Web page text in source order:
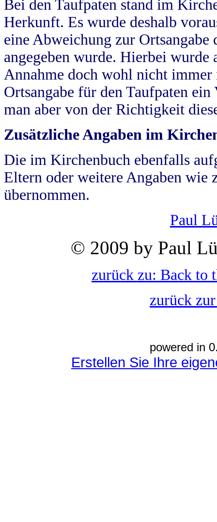
Bei den Taufpaten stand im
Herkunft. Es wurde deshalb
eine Abweichung zur
angegeben wurde. Hierbei wurde
Annahme doch wohl nicht
Ortsangabe für den Taufpaten
man aber von der Richtigkeit
Zusätzliche Angaben im
Die im Kirchenbuch ebenfalls
Eltern oder weitere Angaben wie
übernommen.
Paul
© 2009 by Paul
zurück zu: Back to
zurück
powered in
Erstellen Sie Ihre